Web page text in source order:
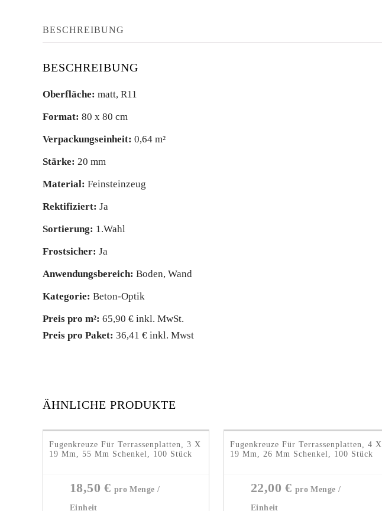
BESCHREIBUNG
BESCHREIBUNG
Oberfläche: matt, R11
Format: 80 x 80 cm
Verpackungseinheit: 0,64 m²
Stärke: 20 mm
Material: Feinsteinzeug
Rektifiziert: Ja
Sortierung: 1.Wahl
Frostsicher: Ja
Anwendungsbereich: Boden, Wand
Kategorie: Beton-Optik
Preis pro m²: 65,90 € inkl. MwSt.
Preis pro Paket: 36,41 € inkl. Mwst
ÄHNLICHE PRODUKTE
Fugenkreuze Für Terrassenplatten, 3 X
19 Mm, 55 Mm Schenkel, 100 Stück
18,50€
Fugenkreuze Für Terrassenplatten, 4 X
19 Mm, 26 Mm Schenkel, 100 Stück
22,00€